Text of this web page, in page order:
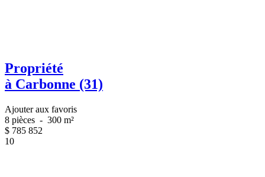
Propriété
à Carbonne (31)
Ajouter aux favoris
8 pièces - 300 m²
$ 785 852
10